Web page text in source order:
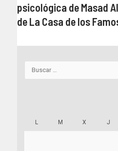
psicológica de Masad
de La Casa de los
L M X J